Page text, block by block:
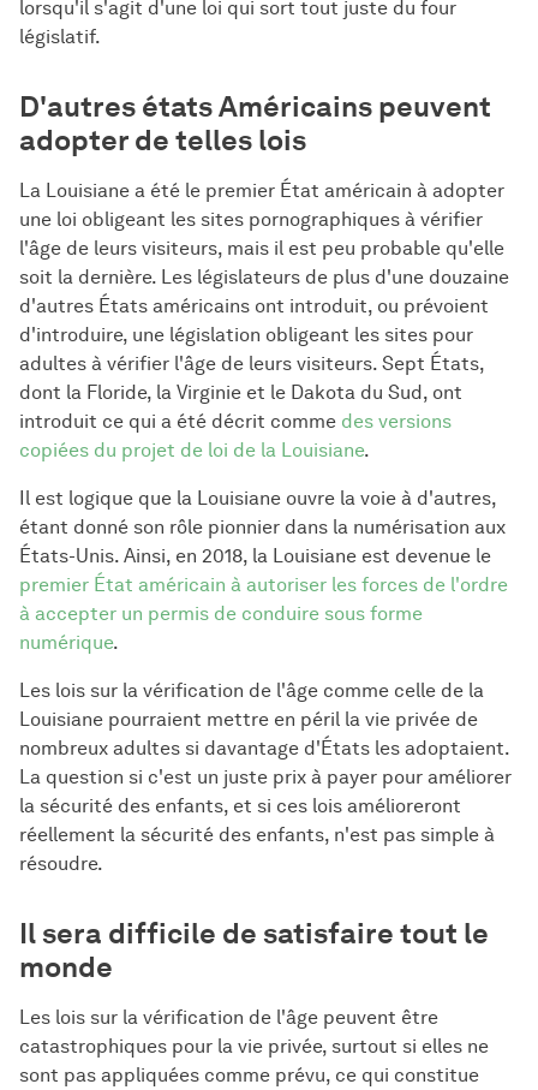
lorsqu'il s'agit d'une loi qui sort tout juste du four
législatif.
D'autres états Américains peuvent
adopter de telles lois
La Louisiane a été le premier État américain à adopter
une loi obligeant les sites pornographiques à vérifier
l'âge de leurs visiteurs, mais il est peu probable qu'elle
soit la dernière. Les législateurs de plus d'une douzaine
d'autres États américains ont introduit, ou prévoient
d'introduire, une législation obligeant les sites pour
adultes à vérifier l'âge de leurs visiteurs. Sept États,
dont la Floride, la Virginie et le Dakota du Sud, ont
introduit ce qui a été décrit comme des versions
copiées du projet de loi de la Louisiane.
Il est logique que la Louisiane ouvre la voie à d'autres,
étant donné son rôle pionnier dans la numérisation aux
États-Unis. Ainsi, en 2018, la Louisiane est devenue le
premier État américain à autoriser les forces de l'ordre
à accepter un permis de conduire sous forme
numérique.
Les lois sur la vérification de l'âge comme celle de la
Louisiane pourraient mettre en péril la vie privée de
nombreux adultes si davantage d'États les adoptaient.
La question si c'est un juste prix à payer pour améliorer
la sécurité des enfants, et si ces lois amélioreront
réellement la sécurité des enfants, n'est pas simple à
résoudre.
Il sera difficile de satisfaire tout le
monde
Les lois sur la vérification de l'âge peuvent être
catastrophiques pour la vie privée, surtout si elles ne
sont pas appliquées comme prévu, ce qui constitue